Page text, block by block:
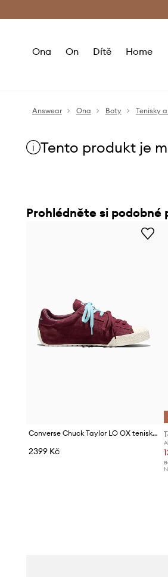
Ona On Dítě Home
Answear Ona Boty Tenisky
Tento produkt je
Prohlédněte si podobné
Converse Chuck Taylor LO OX tenisky dámské semišové
2399 Kč